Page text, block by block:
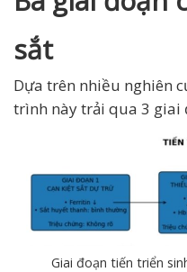
sắt
Dựa trên nhiều nghiên
trình này trải qua 3 giai
Giai đoạn tiến triển